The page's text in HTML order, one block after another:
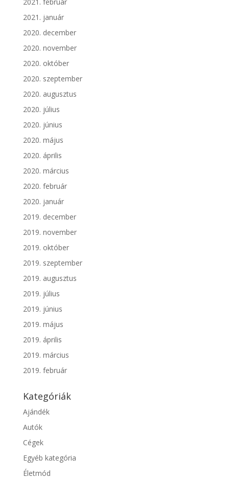
2021. január
2020. december
2020. november
2020. október
2020. szeptember
2020. augusztus
2020. július
2020. június
2020. május
2020. április
2020. március
2020. február
2020. január
2019. december
2019. november
2019. október
2019. szeptember
2019. augusztus
2019. július
2019. június
2019. május
2019. április
2019. március
2019. február
Kategóriák
Ajándék
Autók
Cégek
Egyéb kategória
Életmód